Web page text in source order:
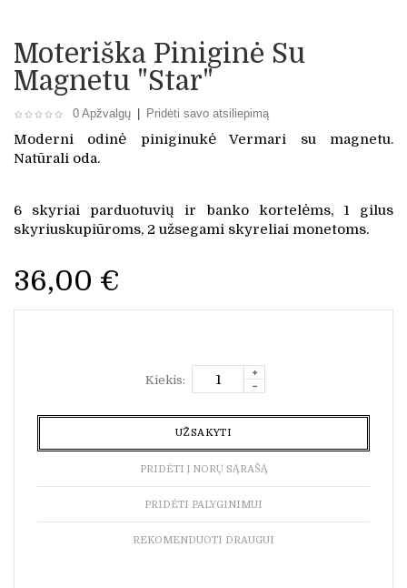
Moteriška Piniginė Su
Magnetu "Star"
0 Apžvalgų Pridėti savo atsiliepimą
Moderni odinė piniginukė Vermari su magnetu.
Natūrali oda.
6 skyriai parduotuvių ir banko kortelėms, 1 gilus
skyriuskupiūroms, 2 užsegami skyreliai monetoms.
36,00 €
Kiekis:
UŽSAKYTI
PRIDĖTI Į NORŲ SĄRAŠĄ
PRIDĖTI PALYGINIMUI
REKOMENDUOTI DRAUGUI